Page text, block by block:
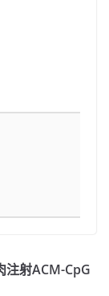
射ACM-CpG